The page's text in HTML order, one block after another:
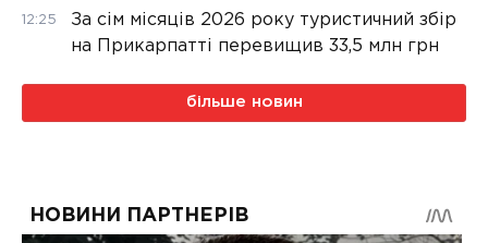
12:25
За сім місяців 2026 року туристичний збір
на Прикарпатті перевищив 33,5 млн грн
більше новин